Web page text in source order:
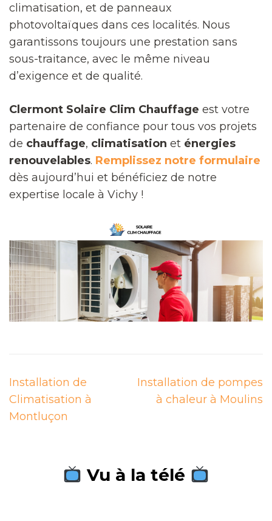
climatisation, et de panneaux
photovoltaïques dans ces localités. Nous
garantissons toujours une prestation sans
sous-traitance, avec le même niveau
d’exigence et de qualité.
Clermont Solaire Clim Chauffage est votre
partenaire de confiance pour tous vos projets
de chauffage, climatisation et énergies
renouvelables. Remplissez notre formulaire
dès aujourd’hui et bénéficiez de notre
expertise locale à Vichy !
Navigation
de
l’article
Installation de
Climatisation à
Montluçon
Installation de pompes
à chaleur à Moulins
Vu à la télé